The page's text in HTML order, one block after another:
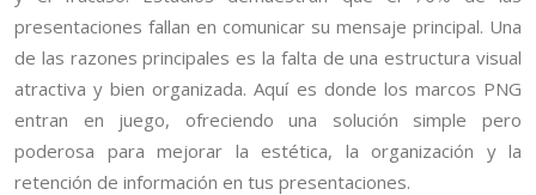
presentaciones fallan en comunicar su mensaje principal. Una
de las razones principales es la falta de una estructura visual
atractiva y bien organizada. Aquí es donde los marcos PNG
entran en juego, ofreciendo una solución simple pero
poderosa para mejorar la estética, la organización y la
retención de información en tus presentaciones.